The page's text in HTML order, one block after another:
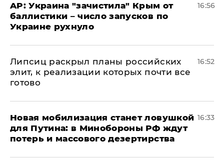
AP: Украина "зачистила" Крым от
баллистики – число запусков по
Украине рухнуло
16:56
Липсиц раскрыл планы российских
элит, к реализации которых почти все
готово
16:52
​Новая мобилизация станет ловушкой
для Путина: в Минобороны РФ ждут
потерь и массового дезертирства
16:33